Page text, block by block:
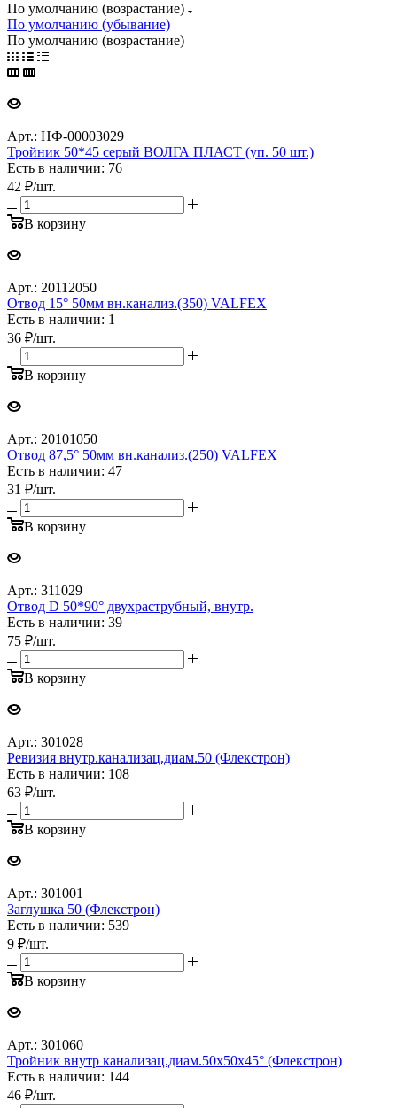
По умолчанию (возрастание)
По умолчанию (убывание)
По умолчанию (возрастание)
Арт.: НФ-00003029
Тройник 50*45 серый ВОЛГА ПЛАСТ (уп. 50 шт.)
Есть в наличии: 76
42 ₽/шт.
В корзину
Арт.: 20112050
Отвод 15° 50мм вн.канализ.(350) VALFEX
Есть в наличии: 1
36 ₽/шт.
В корзину
Арт.: 20101050
Отвод 87,5° 50мм вн.канализ.(250) VALFEX
Есть в наличии: 47
31 ₽/шт.
В корзину
Арт.: 311029
Отвод D 50*90° двухраструбный, внутр.
Есть в наличии: 39
75 ₽/шт.
В корзину
Арт.: 301028
Ревизия внутр.канализац.диам.50 (Флекстрон)
Есть в наличии: 108
63 ₽/шт.
В корзину
Арт.: 301001
Заглушка 50 (Флекстрон)
Есть в наличии: 539
9 ₽/шт.
В корзину
Арт.: 301060
Тройник внутр канализац.диам.50х50х45° (Флекстрон)
Есть в наличии: 144
46 ₽/шт.